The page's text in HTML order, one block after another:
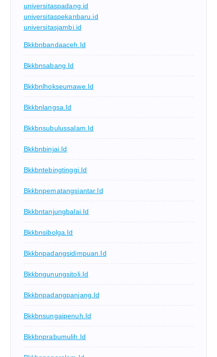
universitaspadang.id
universitaspekanbaru.id
universitasjambi.id
Bkkbnbandaaceh.id
Bkkbnsabang.id
Bkkbnlhokseumawe.id
Bkkbnlangsa.id
Bkkbnsubulussalam.id
Bkkbnbinjai.id
Bkkbntebingtinggi.id
Bkkbnpematangsiantar.id
Bkkbntanjungbalai.id
Bkkbnsibolga.id
Bkkbnpadangsidimpuan.id
Bkkbngunungsitoli.id
Bkkbnpadangpanjang.id
Bkkbnsungaipenuh.id
Bkkbnprabumulih.id